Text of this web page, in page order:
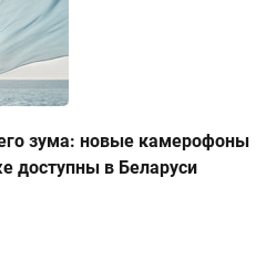
зума: новые камерофоны
доступны в Беларуси